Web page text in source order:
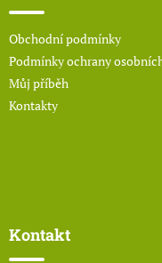
Obchodní podmínky
Podmínky ochrany
Můj příběh
Kontakty
Kontakt